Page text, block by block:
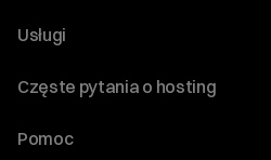
Program Korzyści dla Inwestorów
Regulaminy i specyfikacje
Blog
WordPress
Audyt stron
Usługi
Domeny
Częste pytania o hosting
Jak przenieść stronę?
Pomoc